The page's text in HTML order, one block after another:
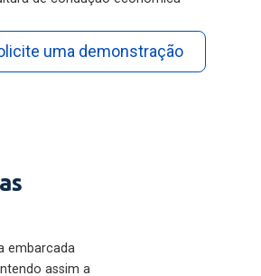
uma demonstração
assim a